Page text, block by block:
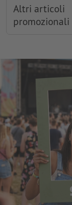
Altri articoli
promozionali